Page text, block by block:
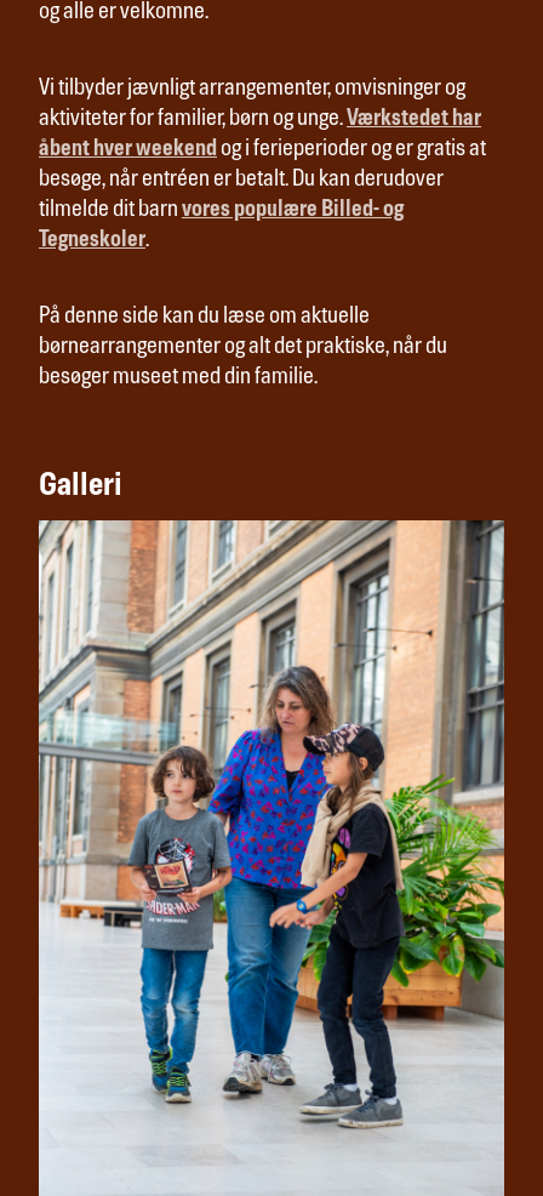
og alle er velkomne.
Vi tilbyder jævnligt arrangementer, omvisninger og
aktiviteter for familier, børn og unge.Værkstedet har
åbent hver weekend og i ferieperioder og er gratis at
besøge, når entréen er betalt. Du kan derudover
tilmelde dit barn vores populære Billed- og
Tegneskoler.
På denne side kan du læse om aktuelle
børnearrangementer og alt det praktiske, når du
besøger museet med din familie.
Galleri